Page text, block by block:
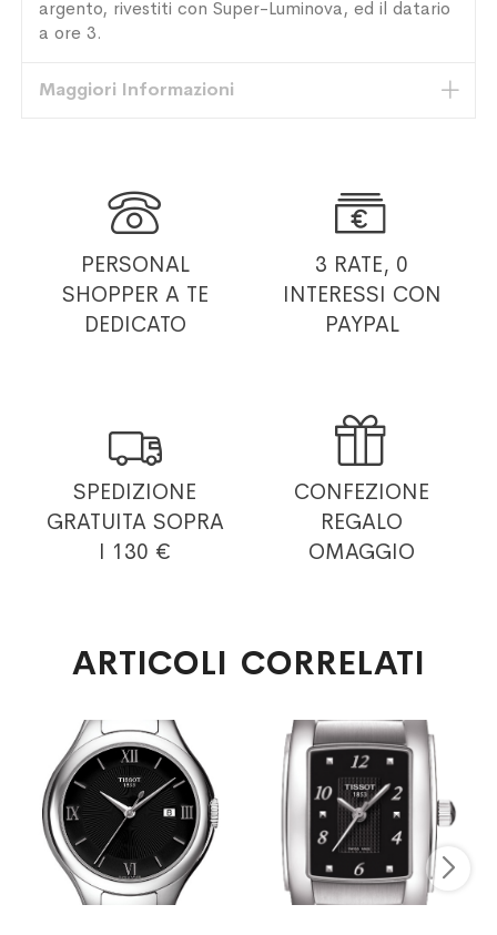
argento, rivestiti con Super-Luminova, ed il datario
a ore 3.
Maggiori Informazioni

PERSONAL
SHOPPER A TE
DEDICATO

3 RATE, 0
INTERESSI CON
PAYPAL

SPEDIZIONE
GRATUITA SOPRA
I 130 €

CONFEZIONE
REGALO
OMAGGIO
ARTICOLI CORRELATI